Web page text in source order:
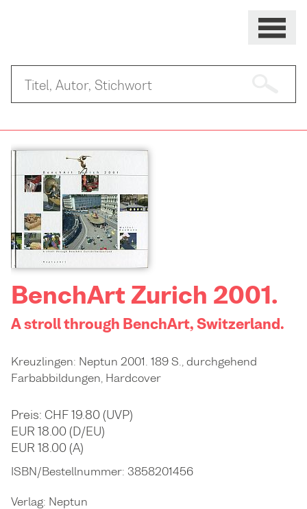
BenchArt Zurich 2001.
A stroll through BenchArt, Switzerland.
Kreuzlingen: Neptun 2001. 189 S., durchgehend
Farbabbildungen, Hardcover
Preis: CHF 19.80 (UVP)
EUR 18.00 (D/EU)
EUR 18.00 (A)
ISBN/Bestellnummer: 3858201456
Verlag: Neptun